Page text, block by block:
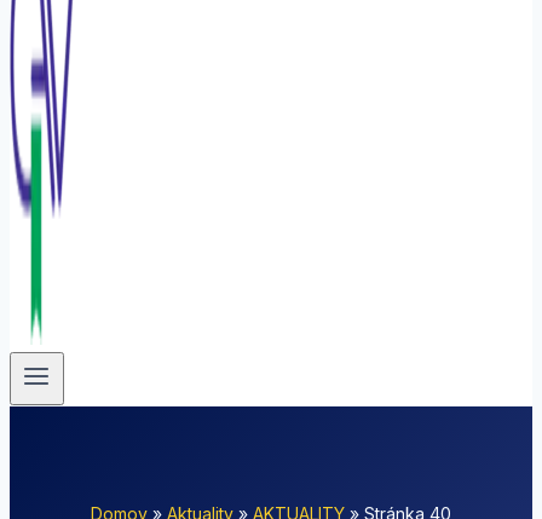
Domov » Aktuality » AKTUALITY » Stránka 40